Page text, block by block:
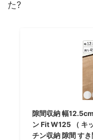
た?
隙間収納 幅
ン Fit W125 （ キ
チン収納 隙間 す